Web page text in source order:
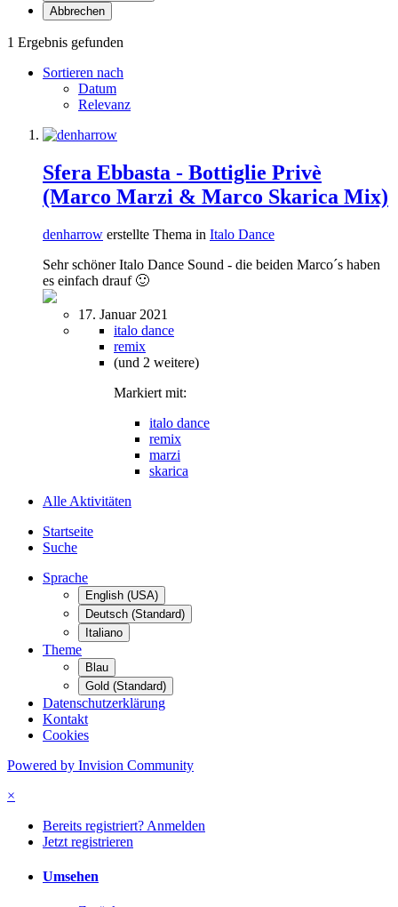
Abbrechen
1 Ergebnis gefunden
Sortieren nach
Datum
Relevanz
Sfera Ebbasta - Bottiglie Privè
(Marco Marzi & Marco Skarica Mix)
denharrow erstellte Thema in Italo Dance
Sehr schöner Italo Dance Sound - die beiden Marco´s haben
es einfach drauf 🙂
17. Januar 2021
italo dance
remix
(und 2 weitere)
Markiert mit:
italo dance
remix
marzi
skarica
Alle Aktivitäten
Startseite
Suche
Sprache
English (USA)
Deutsch (Standard)
Italiano
Theme
Blau
Gold (Standard)
Datenschutzerklärung
Kontakt
Cookies
Powered by Invision Community
×
Bereits registriert? Anmelden
Jetzt registrieren
Umsehen